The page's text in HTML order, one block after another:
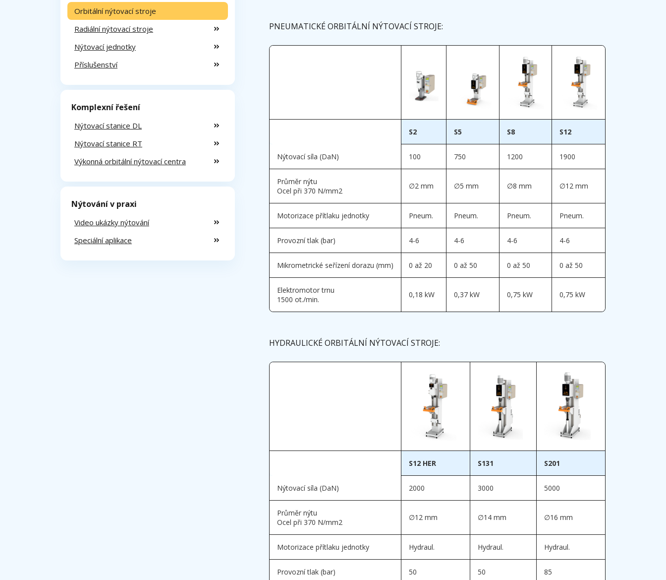
Orbitální nýtovací stroje
Radiální nýtovací stroje
Nýtovací jednotky
Příslušenství
Komplexní řešení
Nýtovací stanice DL
Nýtovací stanice RT
Výkonná orbitální nýtovací centra
Nýtování v praxi
Video ukázky nýtování
Speciální aplikace
PNEUMATICKÉ ORBITÁLNÍ NÝTOVACÍ STROJE:
S2 S5 S8 S12
Nýtovací síla (DaN) 100 750 1200 1900
Průměr nýtu
Ocel při 370 N/mm2
∅2 mm ∅5 mm ∅8 mm ∅12 mm
Motorizace přítlaku jednotky Pneum. Pneum. Pneum. Pneum.
Provozní tlak (bar) 4-6 4-6 4-6 4-6
Mikrometrické seřízení dorazu (mm) 0 až 20 0 až 50 0 až 50 0 až 50
Elektromotor trnu
1500 ot./min.
0,18 kW 0,37 kW 0,75 kW 0,75 kW
HYDRAULICKÉ ORBITÁLNÍ NÝTOVACÍ STROJE:
S12 HER S131 S201
Nýtovací síla (DaN) 2000 3000 5000
Průměr nýtu
Ocel při 370 N/mm2
∅12 mm ∅14 mm ∅16 mm
Motorizace přítlaku jednotky Hydraul. Hydraul. Hydraul.
Provozní tlak (bar) 50 50 85